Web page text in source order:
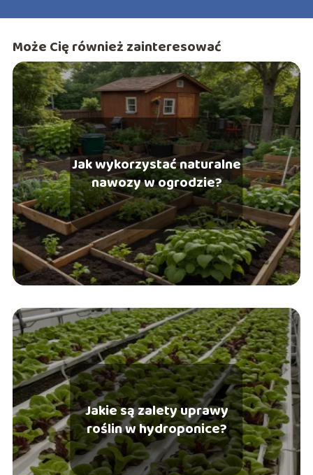
Może Cię również zainteresować
Jak wykorzystać naturalne
nawozy w ogrodzie?
Jakie są zalety uprawy
roślin w hydroponice?